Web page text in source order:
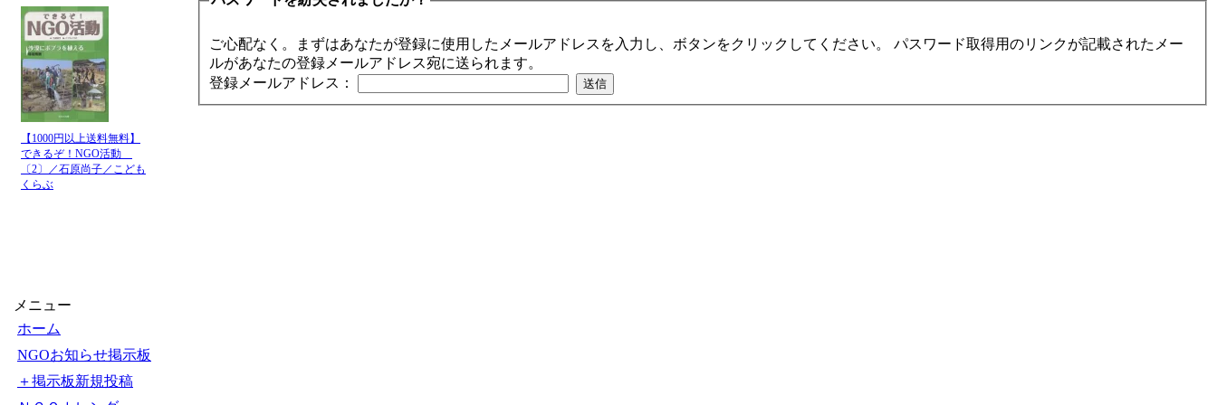
【1000円以上送料無料】
できるぞ！NGO活動
〔2〕／石原尚子／こども
くらぶ
メニュー
ホーム
NGOお知らせ掲示板
＋掲示板新規投稿
ご心配なく。まずはあなたが登録に使用したメールアドレスを入力し、ボタンをクリックしてください。 パスワード取得用のリンクが記載されたメー
ルがあなたの登録メールアドレス宛に送られます。
登録メールアドレス：